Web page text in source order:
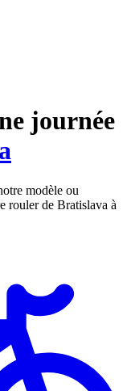
journée
modèle ou
rouler de Bratislava à